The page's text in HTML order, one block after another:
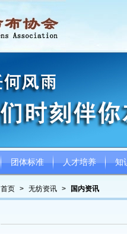
团体标准 人才培养 知
首页 > 无纺资讯 > 国内资讯